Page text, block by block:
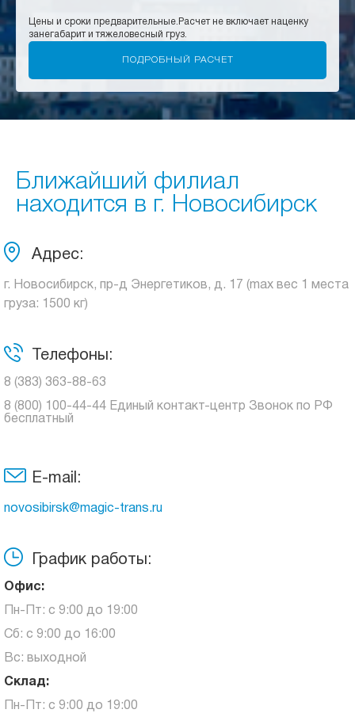
Цены и сроки предварительные. Расчет не включает наценку
занегабарит и тяжеловесный груз.
Ближайший филиал
находится в г. Новосибирск
Адрес:
г. Новосибирск, пр-д Энергетиков, д. 17 (max вес 1 места
груза: 1500 кг)
Телефоны:
8 (383) 363-88-63
8 (800) 100-44-44 Единый контакт-центр Звонок по РФ
бесплатный
E-mail:
novosibirsk@magic-trans.ru
График работы:
Офис:
Пн-Пт: с 9:00 до 19:00
Сб: с 9:00 до 16:00
Вс: выходной
Склад:
Пн-Пт: с 9:00 до 19:00